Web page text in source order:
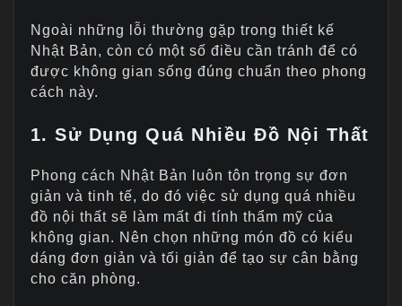
Ngoài những lỗi thường gặp trong thiết kế
Nhật Bản, còn có một số điều cần tránh để có
được không gian sống đúng chuẩn theo phong
cách này.
1. Sử Dụng Quá Nhiều Đồ Nội Thất
Phong cách Nhật Bản luôn tôn trọng sự đơn
giản và tinh tế, do đó việc sử dụng quá nhiều
đồ nội thất sẽ làm mất đi tính thẩm mỹ của
không gian. Nên chọn những món đồ có kiểu
dáng đơn giản và tối giản để tạo sự cân bằng
cho căn phòng.